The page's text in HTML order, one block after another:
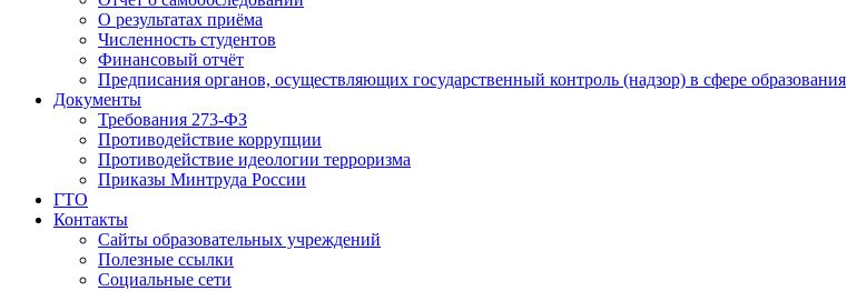
О результатах приёма
Численность студентов
Финансовый отчёт
Предписания органов, осуществляющих государственный контроль (надзор) в сфере образования
Документы
Требования 273-ФЗ
Противодействие коррупции
Противодействие идеологии терроризма
Приказы Минтруда России
ГТО
Контакты
Сайты образовательных учреждений
Полезные ссылки
Социальные сети